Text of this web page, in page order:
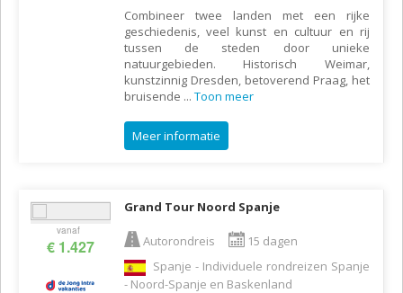
Combineer twee landen met een rijke
geschiedenis, veel kunst en cultuur en rij
tussen de steden door unieke
natuurgebieden. Historisch Weimar,
kunstzinnig Dresden, betoverend Praag, het
bruisende ... Toon meer
Meer informatie
vanaf
€ 1.427
Grand Tour Noord Spanje
Autorondreis
15 dagen
Spanje - Individuele rondreizen Spanje
- Noord-Spanje en Baskenland